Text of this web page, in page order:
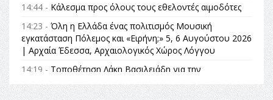
14:44 - Κάλεσμα προς όλους τους εθελοντές αιμοδότες
14:23 - Όλη η Ελλάδα ένας πολιτισμός Μουσική
εγκατάσταση Πόλεμος και «Ειρήνη;» 5, 6 Αυγούστου 2026
| Αρχαία Έδεσσα, Αρχαιολογικός Χώρος Λόγγου
14:19 - Τοποθέτηση Λάκη Βασιλειάδη για την
Αναθεώρηση του Συντάγματος: «Σε τέτοιες κορυφαίες
θεσμικές διαδικασίες υπάρχει μόνο η ευθύνη απέναντι